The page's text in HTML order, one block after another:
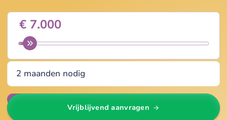
Wijzig
Vrijblijvend aanvragen